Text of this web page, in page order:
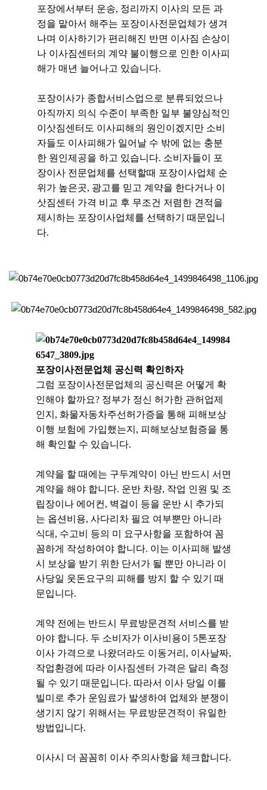
포장에서부터 운송, 정리까지 이사의 모든 과
정을 맡아서 해주는 포장이사전문업체가 생겨
나며 이사하기가 편리해진 반면 이사짐 손상이
나 이사짐센터의 계약 불이행으로 인한 이사피
해가 매년 늘어나고 있습니다.
포장이사가 종합서비스업으로 분류되었으나
아직까지 의식 수준이 부족한 일부 불양심적인
이삿짐센터도 이사피해의 원인이겠지만 소비
자들도 이사피해가 일어날 수 밖에 없는 충분
한 원인제공을 하고 있습니다. 소비자들이 포
장이사 전문업체를 선택할때 포장이사업체 순
위가 높은곳, 광고를 믿고 계약을 한다거나 이
삿짐센터 가격 비교 후 무조건 저렴한 견적을
제시하는 포장이사업체를 선택하기 때문입니
다.
포장이사전문업체 공신력 확인하자
​그럼 포장이사전문업체의 공신력은 어떻게 확
인해야 할까요? 정부가 정신 허가한 관허업제
인지, 화물자동차주선허가증을 통해 피해보상
이행 보험에 가입했는지, 피해보상보험증을 통
해 확인할 수 있습니다.
계약을 할 때에는 구두계약이 아닌 반드시 서면
계약을 해야 합니다. 운반 차량, 작업 인원 및 조
립장이나 에어컨, 벽걸이 등을 운반 시 추가되
는 옵션비용, 사다리차 필요 여부뿐만 아니라
식대, 수고비 등의 미 요구사항을 포함하여 꼼
꼼하게 작성하여야 합니다. 이는 이사피해 발생
시 보상을 받기 위한 단서가 될 뿐만 아니라 이
사당일 웃돈요구의 피해를 방지 할 수 있기 때
문입니다.
계약 전에는 반드시 무료방문견적 서비스를 받
아야 합니다. 두 소비자가 이사비용이 5톤포장
이사 가격으로 나왔더라도 이동거리, 이사날짜,
작업환경에 따라 이사짐센터 가격은 달리 측정
될 수 있기 때문입니다. 따라서 이사 당일 이를
빌미로 추가 운임료가 발생하여 업체와 분쟁이
생기지 않기 위해서는 무료방문견적이 유일한
방법입니다.
이사시 더 꼼꼼히 이사 주의사항을 체크합니다.